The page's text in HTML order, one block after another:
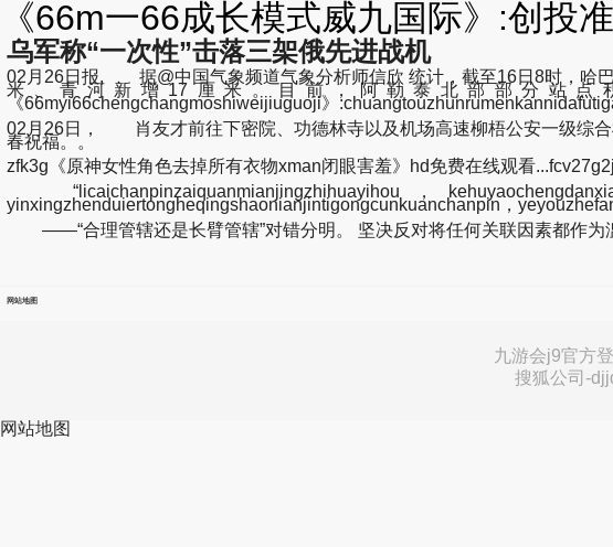
《66m一66成长模式威九国际》:创投
乌军称“一次性”击落三架俄先进战机
02月26日报, 据@中国气象频道气象分析师信欣 统计，截至16日8时，哈
米、青河新增17厘米。目前，阿勒泰北部部分站
《66myi66chengchangmoshiweijiuguoji》
02月26日， 肖友才前往下密院、功德林寺以及机场高速柳梧公安一级综合
春祝福。。
zfk3g《原神女性角色去掉所有衣物xman闭眼害羞》hd免费在线观看...fcv27g2j
“licaichanpinzaiquanmianjingzhihuayihou，
yinxingzhenduiertongheqingshaonianjintigongcunkuanchanpin，
——“合理管辖还是长臂管辖”对错分明。 坚决反对将任何关联因素都作为
网站地图
九游会j9官方
搜狐公司-
网站地图